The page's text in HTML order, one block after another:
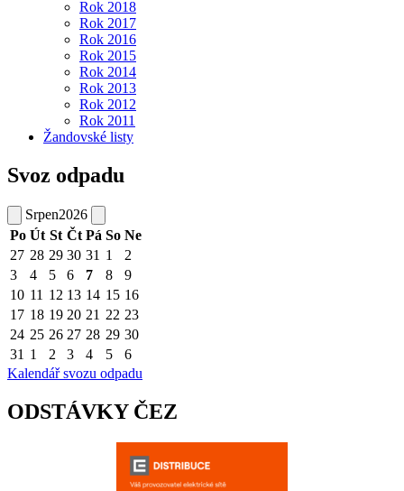
Rok 2018
Rok 2017
Rok 2016
Rok 2015
Rok 2014
Rok 2013
Rok 2012
Rok 2011
Žandovské listy
Svoz odpadu
Srpen2026
Po Út St Čt Pá So Ne
27 28 29 30 31 1
2
3
4 5 6 7 8
9
10 11 12 13 14 15 16
17 18 19 20 21 22 23
24 25 26 27 28 29 30
31 1 2 3 4 5
6
Kalendář svozu odpadu
ODSTÁVKY ČEZ